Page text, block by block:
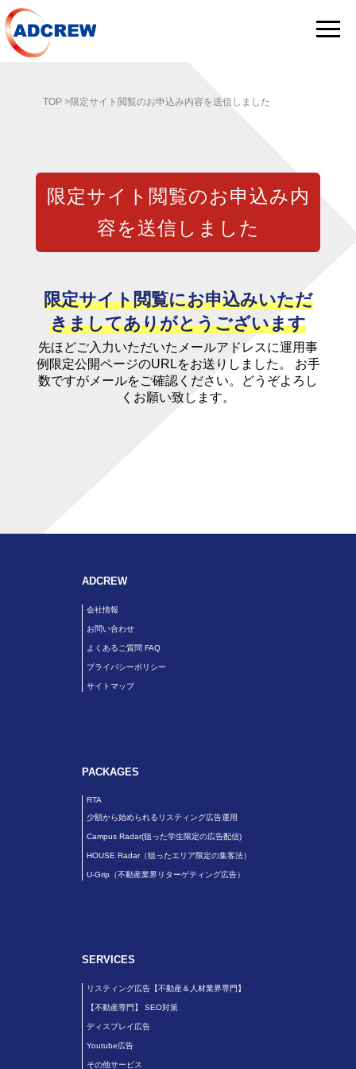
TOP>限定サイト閲覧のお申込み内容を送信しました
限定サイト閲覧のお申込み内
容を送信しました
限定サイト閲覧にお申込みいただ
きましてありがとうございます
先ほどご入力いただいたメールアドレスに運用事
例限定公開ページのURLをお送りしました。 お手
数ですがメールをご確認ください。どうぞよろし
くお願い致します。
ADCREW
会社情報
お問い合わせ
よくあるご質問 FAQ
プライバシーポリシー
サイトマップ
PACKAGES
RTA
少額から始められるリスティング広告運用
Campus Radar(狙った学生限定の広告配信)
HOUSE Radar（狙ったエリア限定の集客法）
U-Grip（不動産業界リターゲティング広告）
SERVICES
リスティング広告【不動産＆人材業界専門】
【不動産専門】 SEO対策
ディスプレイ広告
Youtube広告
その他サービス